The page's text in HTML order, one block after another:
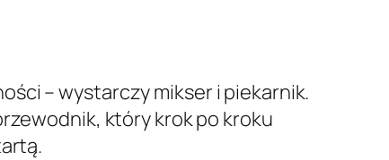
– wystarczy mikser i piekarnik.
który krok po kroku